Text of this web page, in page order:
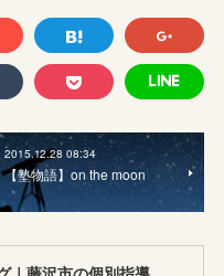
2015.12.28 08:34
【塾物語】on the moon